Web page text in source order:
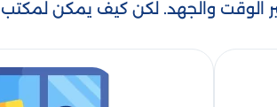
الوقت والجهد. لكن كيف يمكن